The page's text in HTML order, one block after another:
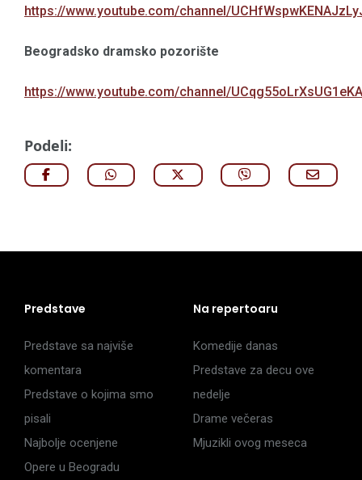
https://www.youtube.com/channel/
Beogradsko dramsko pozorište
https://www.youtube.com/channel/
Podeli:
Predstave
Predstave sa najviše
komentara
Predstave o kojima smo
pisali
Najbolje ocenjene
Opere u Beogradu
Na repertoaru
Komedije danas
Predstave za decu ove
nedelje
Drame večeras
Mjuzikli ovog meseca